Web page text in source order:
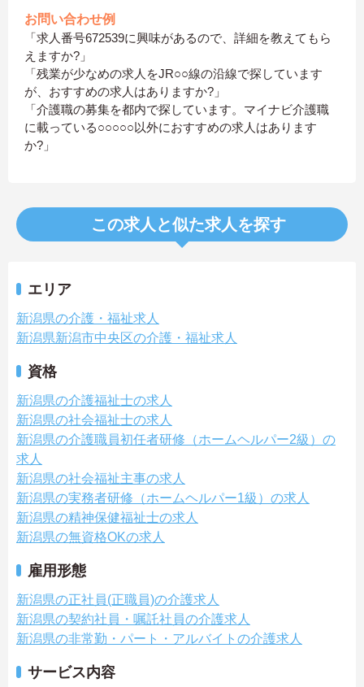
お問い合わせ例
「求人番号672539に興味があるので、詳細を教えてもら
えますか?」
「残業が少なめの求人をJR○○線の沿線で探しています
が、おすすめの求人はありますか?」
「介護職の募集を都内で探しています。マイナビ介護職
に載っている○○○○○以外におすすめの求人はあります
か?」
この求人と似た求人を探す
エリア
新潟県の介護・福祉求人
新潟県新潟市中央区の介護・福祉求人
資格
新潟県の介護福祉士の求人
新潟県の社会福祉士の求人
新潟県の介護職員初任者研修（ホームヘルパー2級）の
求人
新潟県の社会福祉主事の求人
新潟県の実務者研修（ホームヘルパー1級）の求人
新潟県の精神保健福祉士の求人
新潟県の無資格OKの求人
雇用形態
新潟県の正社員(正職員)の介護求人
新潟県の契約社員・嘱託社員の介護求人
新潟県の非常勤・パート・アルバイトの介護求人
サービス内容